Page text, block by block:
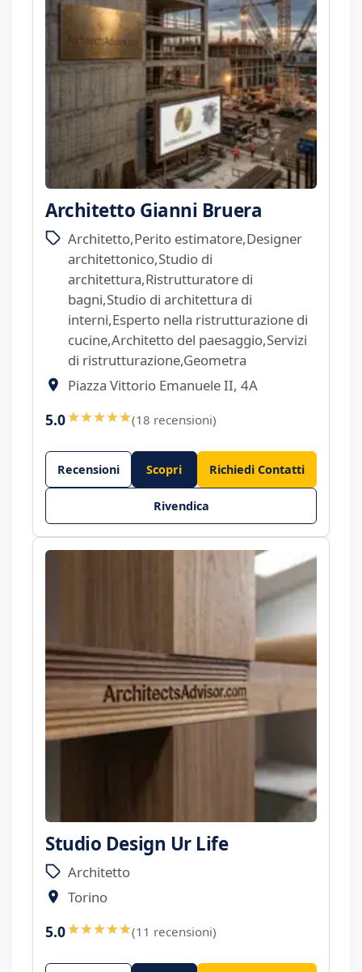
Architetto Gianni Bruera
Architetto,Perito estimatore,Designer
architettonico,Studio di
architettura,Ristrutturatore di
bagni,Studio di architettura di
interni,Esperto nella ristrutturazione di
cucine,Architetto del paesaggio,Servizi
di ristrutturazione,Geometra
Piazza Vittorio Emanuele II, 4A
5.0 (18 recensioni)
Recensioni Scopri Richiedi Contatti
Rivendica
Studio Design Ur Life
Architetto
Torino
5.0 (11 recensioni)